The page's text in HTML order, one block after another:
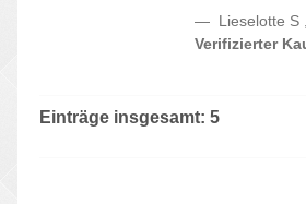
Lieselotte S
Verifizierter
Einträge insgesamt: 5